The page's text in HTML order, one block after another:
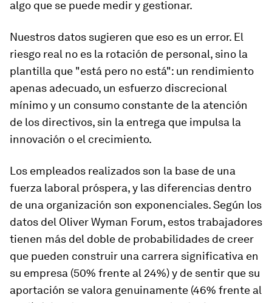
algo que se puede medir y gestionar.
Nuestros datos sugieren que eso es un error. El
riesgo real no es la rotación de personal, sino la
plantilla que "está pero no está": un rendimiento
apenas adecuado, un esfuerzo discrecional
mínimo y un consumo constante de la atención
de los directivos, sin la entrega que impulsa la
innovación o el crecimiento.
Los empleados realizados son la base de una
fuerza laboral próspera, y las diferencias dentro
de una organización son exponenciales. Según los
datos del Oliver Wyman Forum, estos trabajadores
tienen más del doble de probabilidades de creer
que pueden construir una carrera significativa en
su empresa (50% frente al 24%) y de sentir que su
aportación se valora genuinamente (46% frente al